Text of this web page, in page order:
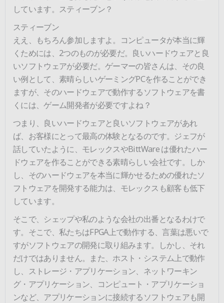
しています。スティーブン？
スティーブン
ええ、もちろん参加しますよ。コンピュータが本当に輝
くためには、2つのものが必要だ。良いハードウェアと良
いソフトウェアが必要だ。ゲーマーの皆さんは、その良
い例として、素晴らしいゲーミングPCを作ることができ
ますが、そのハードウェアで動作するソフトウェアを書
くには、ゲーム開発者が必要ですよね？
つまり、良いハードウェアと良いソフトウェアがあれ
ば、お客様にとって最高の体験となるのです。ジェフが
話していたように、モレックスやBittWare は優れたハー
ドウェアを作ることができる素晴らしい会社です。しか
し、そのハードウェアを本当に輝かせるための優れたソ
フトウェアを開発する能力は、モレックスも顧客も低下
しています。
そこで、シェップや私のような会社の出番となるわけで
す。そこで、私たちはFPGA上で動作する、言葉は悪いで
すがソフトウェアの開発に取り組みます。しかし、それ
だけではありません。また、ホスト・システム上で動作
し、ストレージ・アプリケーション、ネットワーキン
グ・アプリケーション、コンピュート・アプリケーショ
ンなど、アプリケーションに接続するソフトウェアも開